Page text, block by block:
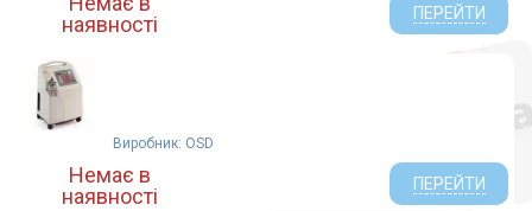
наявності
ПЕРЕЙТИ
Виробник: OSD
Немає в
наявності
ПЕРЕЙТИ